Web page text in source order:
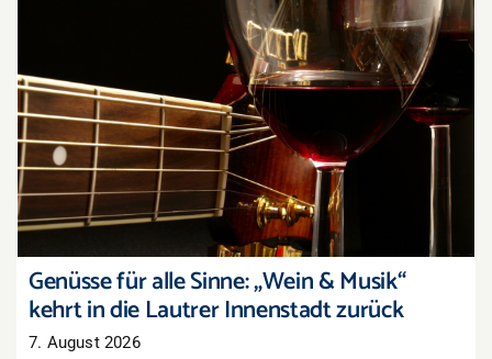
Genüsse für alle Sinne: „Wein & Musik“ kehrt in
die Lautrer Innenstadt zurück
Genüsse für alle Sinne: „Wein & Musik“
kehrt in die Lautrer Innenstadt zurück
7. August 2026